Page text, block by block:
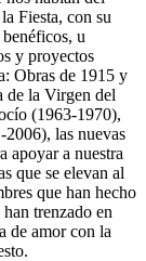
Fiesta, con su
u
y proyectos
Obras de 1915 y
de la Virgen del
(1963-1970),
las nuevas
apoyar a nuestra
que se elevan al
que han hecho
trenzado en
de amor con la